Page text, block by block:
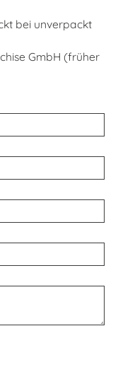
bei unverpackt
GmbH (früher